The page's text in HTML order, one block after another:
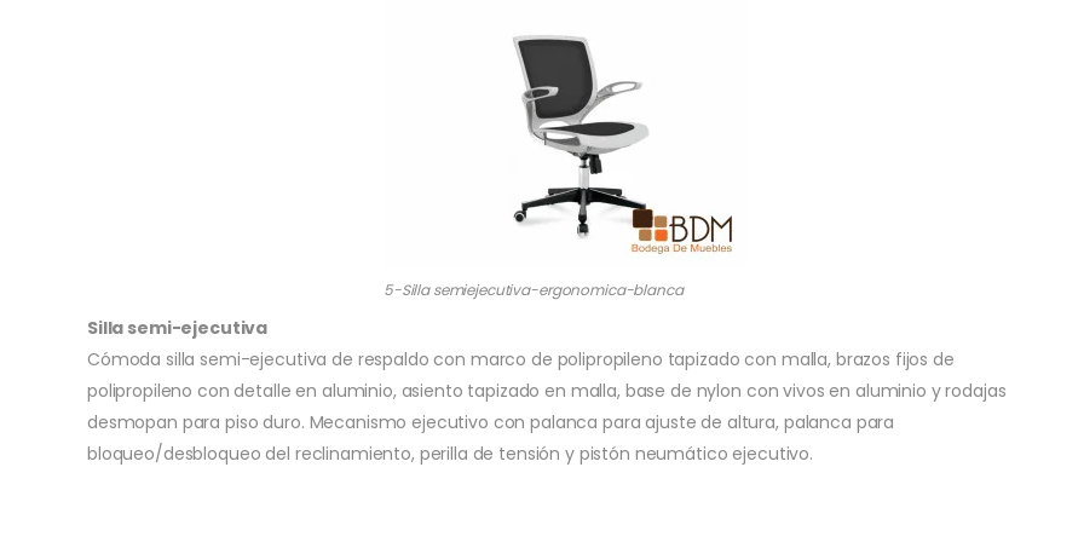
5-Silla semiejecutiva-ergonomica-blanca
Silla semi-ejecutiva
Cómoda silla semi-ejecutiva de respaldo con marco de polipropileno tapizado con malla, brazos fijos de
polipropileno con detalle en aluminio, asiento tapizado en malla, base de nylon con vivos en aluminio y rodajas
desmopan para piso duro. Mecanismo ejecutivo con palanca para ajuste de altura, palanca para
bloqueo/desbloqueo del reclinamiento, perilla de tensión y pistón neumático ejecutivo.